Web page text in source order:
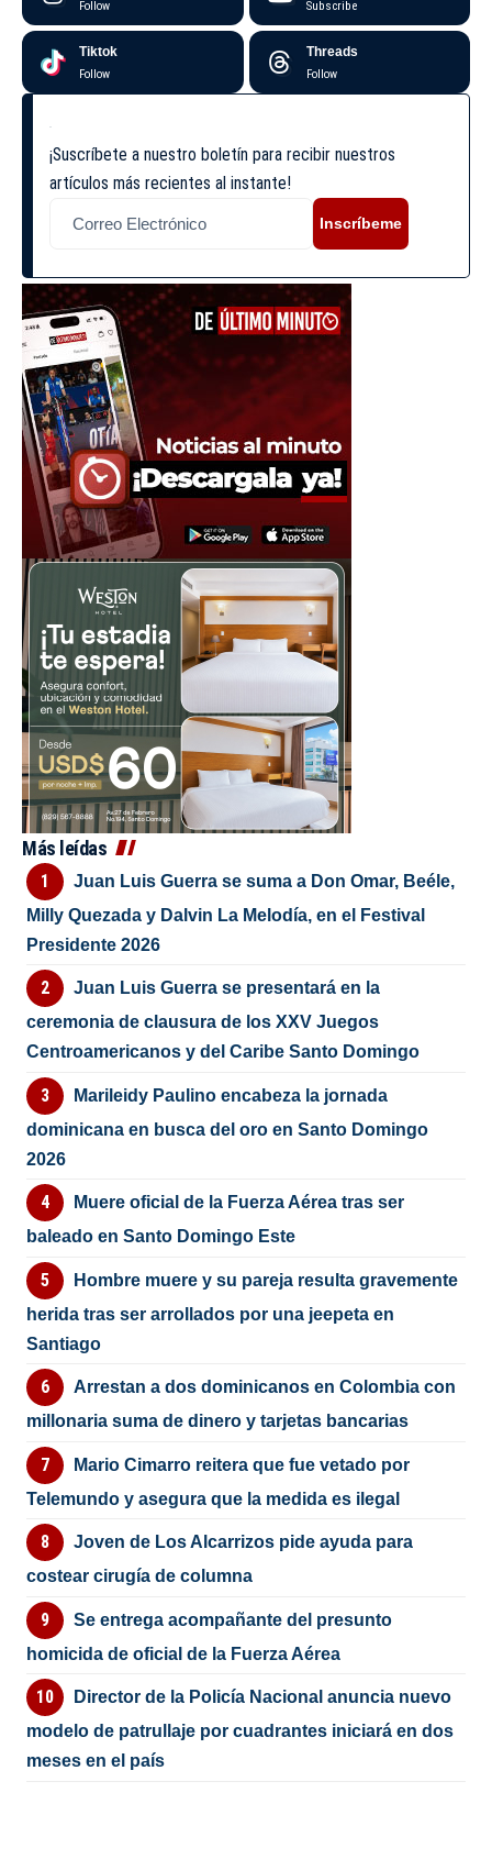
Follow Subscribe
Tiktok
Follow
Threads
Follow
¡Suscríbete a nuestro boletín para recibir nuestros
artículos más recientes al instante!
Inscríbeme
Más leídas
Juan Luis Guerra se suma a Don Omar, Beéle,
Milly Quezada y Dalvin La Melodía, en el Festival
Presidente 2026
Juan Luis Guerra se presentará en la
ceremonia de clausura de los XXV Juegos
Centroamericanos y del Caribe Santo Domingo
Marileidy Paulino encabeza la jornada
dominicana en busca del oro en Santo Domingo
2026
Muere oficial de la Fuerza Aérea tras ser
baleado en Santo Domingo Este
Hombre muere y su pareja resulta gravemente
herida tras ser arrollados por una jeepeta en
Santiago
Arrestan a dos dominicanos en Colombia con
millonaria suma de dinero y tarjetas bancarias
Mario Cimarro reitera que fue vetado por
Telemundo y asegura que la medida es ilegal
Joven de Los Alcarrizos pide ayuda para
costear cirugía de columna
Se entrega acompañante del presunto
homicida de oficial de la Fuerza Aérea
Director de la Policía Nacional anuncia nuevo
modelo de patrullaje por cuadrantes iniciará en dos
meses en el país